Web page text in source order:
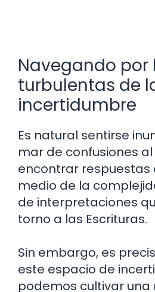
Navegando por
turbulentas de
incertidumbre
Es natural sentirse
mar de confusiones
encontrar respuestas
medio de la
de interpretaciones
torno a las Escrituras.
Sin embargo, es
este espacio de
podemos cultivar una